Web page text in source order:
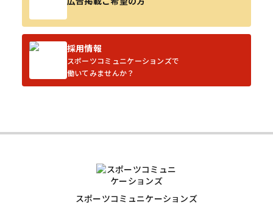
採用情報
スポーツコミュニケーションズで
働いてみませんか？
スポーツコミュニケーションズ